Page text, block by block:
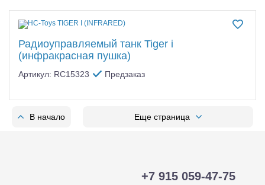
Радиоуправляемый танк Tiger i
(инфракрасная пушка)
Артикул: RC15323 Предзаказ
В начало Еще страница
+7 915 059-47-75